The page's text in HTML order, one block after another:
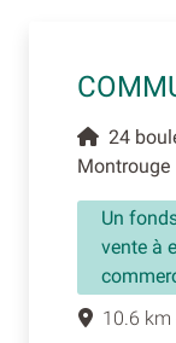
24
Montrouge
Un
vente à
10.6 km